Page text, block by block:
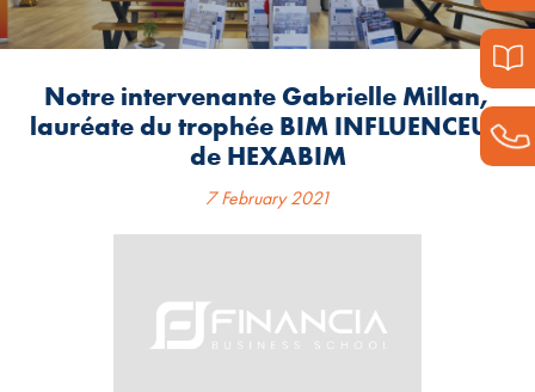
Notre intervenante Gabrielle Millan,
lauréate du trophée BIM INFLUENCEUR
de HEXABIM
7 February 2021